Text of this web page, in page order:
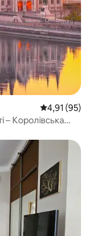
Середня
4,91 (95)
– Королівська